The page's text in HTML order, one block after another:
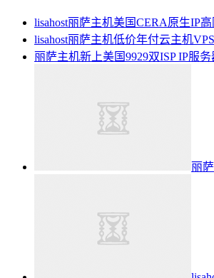
lisahost丽萨主机美国CERA原生IP
lisahost丽萨主机低价年付云主机
丽萨主机新上美国9929双ISP IP服
丽